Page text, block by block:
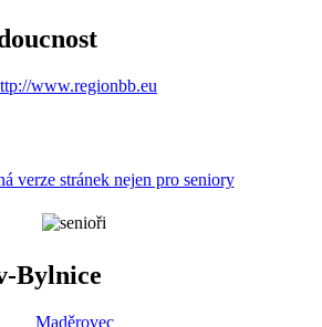
www.regionbb.eu
verze stránek nejen pro seniory
Bylnice
Maděrovec